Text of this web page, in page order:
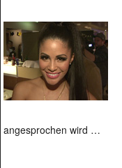
angesprochen wird …